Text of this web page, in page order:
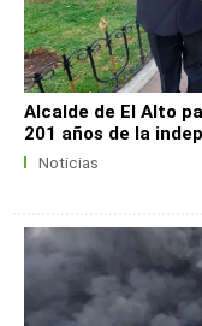
Alcalde de El Alto
201 años de la
Noticias